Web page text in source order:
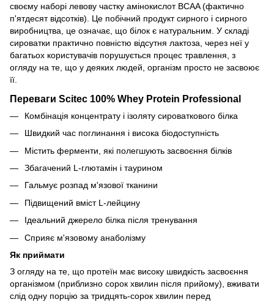
своєму наборі левову частку амінокислот BCAA (фактично
п'ятдесят відсотків). Це побічний продукт сирного і сирного
виробництва, це означає, що білок є натуральним. У складі
сироватки практично повністю відсутня лактоза, через неї у
багатьох користувачів порушується процес травлення, з
огляду на те, що у деяких людей, організм просто не засвоює
її.
Переваги Scitec 100% Whey Protein Professional
Комбінація концентрату і ізоляту сироваткового білка
Швидкий час поглинання і висока біодоступність
Містить ферменти, які полегшують засвоєння білків
Збагачений L-глютамін і таурином
Гальмує розпад м'язової тканини
Підвищений вміст L-лейцину
Ідеальний джерело білка після тренування
Сприяє м'язовому анаболізму
Як приймати
З огляду на те, що протеїн має високу швидкість засвоєння
організмом (приблизно сорок хвилин після прийому), вживати
слід одну порцію за тридцять-сорок хвилин перед